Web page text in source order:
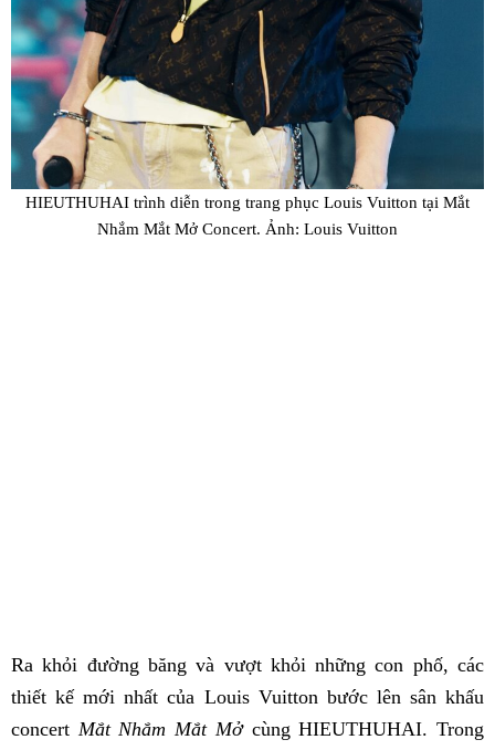
HIEUTHUHAI trình diễn trong trang phục Louis Vuitton tại Mắt
Nhắm Mắt Mở Concert. Ảnh: Louis Vuitton
Ra khỏi đường băng và vượt khỏi những con phố, các
thiết kế mới nhất của Louis Vuitton bước lên sân khấu
concert Mắt Nhắm Mắt Mởcùng HIEUTHUHAI. Trong